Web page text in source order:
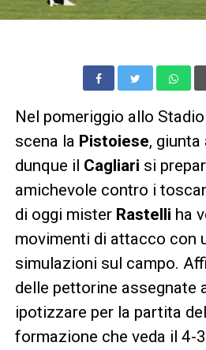
Nel pomeriggio allo
scena la Pistoiese,
dunque il Cagliari si
amichevole contro i
di oggi mister Rastelli ha
movimenti di attacco con
simulazioni sul campo.
delle pettorine assegnate
ipotizzare per la partita
formazione che veda il 4-